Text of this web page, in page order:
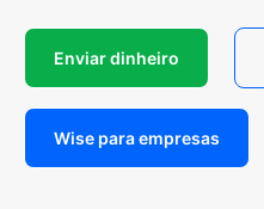
Enviar dinheiro
Wise para empresas